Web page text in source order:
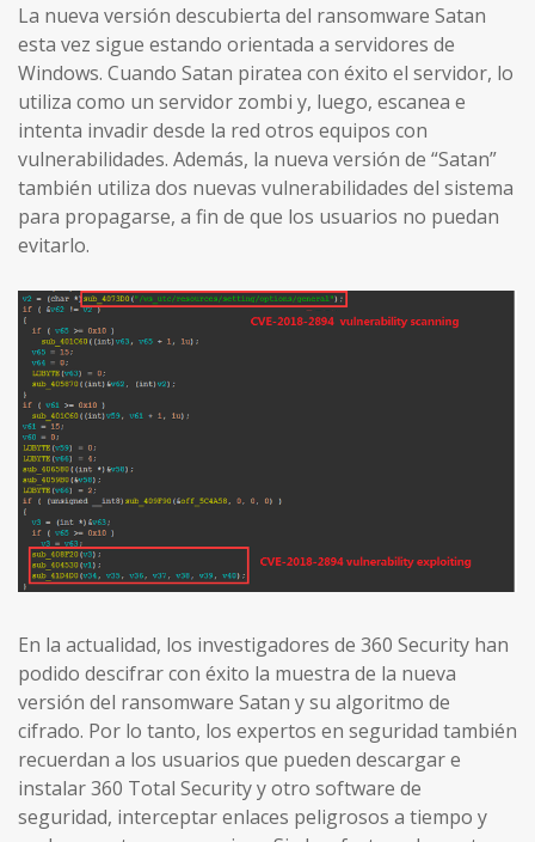
La nueva versión descubierta del ransomware Satan
esta vez sigue estando orientada a servidores de
Windows. Cuando Satan piratea con éxito el servidor, lo
utiliza como un servidor zombi y, luego, escanea e
intenta invadir desde la red otros equipos con
vulnerabilidades. Además, la nueva versión de “Satan”
también utiliza dos nuevas vulnerabilidades del sistema
para propagarse, a fin de que los usuarios no puedan
evitarlo.
En la actualidad, los investigadores de 360 Security han
podido descifrar con éxito la muestra de la nueva
versión del ransomware Satan y su algoritmo de
cifrado. Por lo tanto, los expertos en seguridad también
recuerdan a los usuarios que pueden descargar e
instalar 360 Total Security y otro software de
seguridad, interceptar enlaces peligrosos a tiempo y